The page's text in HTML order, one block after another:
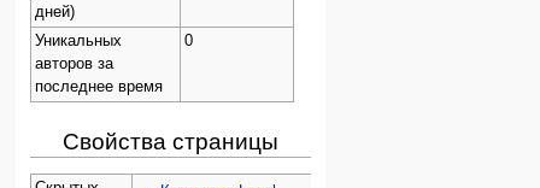
дней)
Уникальных
авторов за
последнее время
0
Свойства страницы